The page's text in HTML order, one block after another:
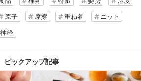
原子 摩擦 重ね着
ニット
経
ピックアップ記事